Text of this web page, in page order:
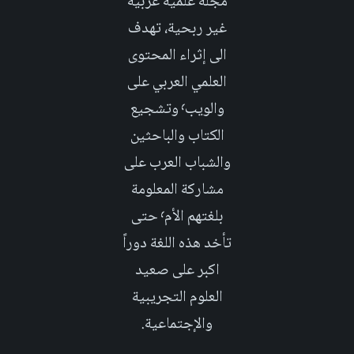
غير ربحية، تهدف
الى إثراء المحتوى
العلمي العربي على
والويب٬ وتشجيع
الكتاب والباحثين
والشباب العرب على
مشاركة المعلومة
بلغتهم الأم٬ حتى
تأخد هذه اللغة دوراً
اكبر على صعيد
العلوم التجريبية
والإجتماعية.